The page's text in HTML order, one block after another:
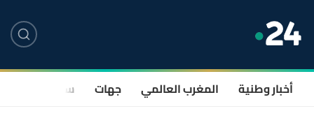
أخبار وطنية المغرب العالمي جهات سياسة